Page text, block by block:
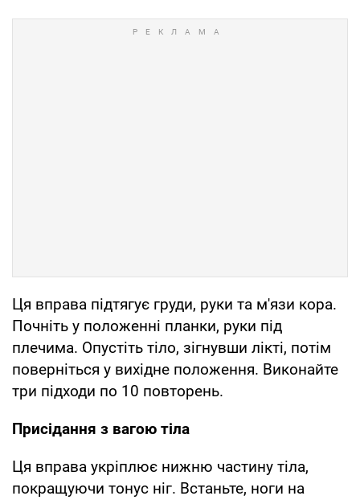
Ця вправа підтягує груди, руки та м'язи кора.
Почніть у положенні планки, руки під
плечима. Опустіть тіло, зігнувши лікті, потім
поверніться у вихідне положення. Виконайте
три підходи по 10 повторень.
Присідання з вагою тіла
Ця вправа укріплює нижню частину тіла,
покращуючи тонус ніг. Встаньте, ноги на